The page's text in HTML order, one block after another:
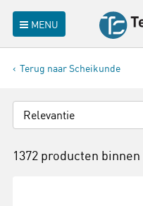
MENU
Terug naar Scheikunde
1372 producten binnen